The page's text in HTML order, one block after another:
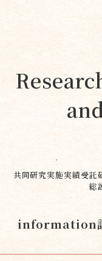
共同研究実施実績受託
総
information